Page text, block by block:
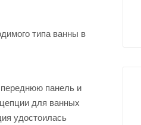
типа ванны в
панель и
для ванных
удостоилась